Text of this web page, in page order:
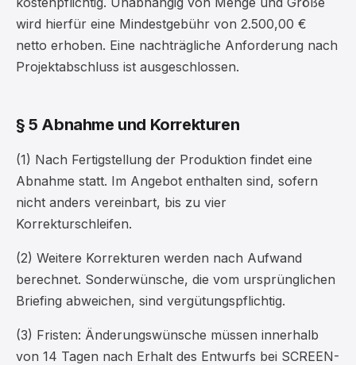
wird hierfür eine Mindestgebühr von 2.500,00 €
netto erhoben. Eine nachträgliche Anforderung nach
Projektabschluss ist ausgeschlossen.
§ 5 Abnahme und Korrekturen
(1) Nach Fertigstellung der Produktion findet eine
Abnahme statt. Im Angebot enthalten sind, sofern
nicht anders vereinbart, bis zu vier
Korrekturschleifen.
(2) Weitere Korrekturen werden nach Aufwand
berechnet. Sonderwünsche, die vom ursprünglichen
Briefing abweichen, sind vergütungspflichtig.
(3) Fristen: Änderungswünsche müssen innerhalb
von 14 Tagen nach Erhalt des Entwurfs bei SCREEN-